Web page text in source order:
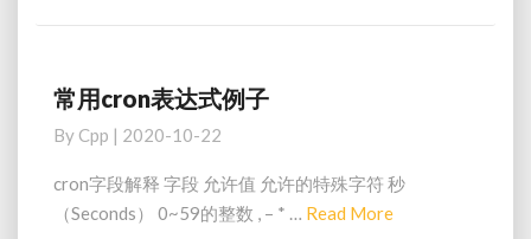
个
数
字
常
cron
式
常用cron表达式例子
By Cpp | 2020-10-22
cron字段解释 字段 允许值 允许的特殊字符 秒
（Seconds） 0~59的整数 , – * …
Read MoreRead